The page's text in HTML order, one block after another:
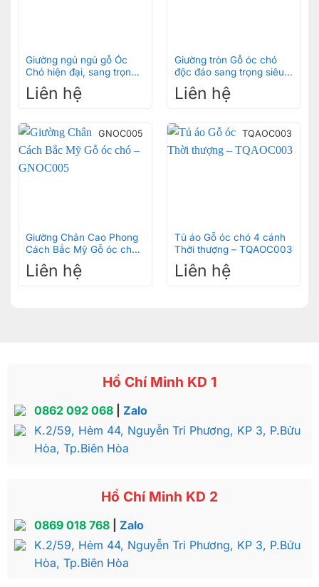
Giường ngủ ngủ gỗ Óc
Chó hiện đại, sang trọng –
GNOC007
Liên hệ
Giường tròn Gỗ óc chó
độc đáo sang trọng siêu
bền – GNOC008
Liên hệ
GNOC005
Giường Chân Cao Phong
Cách Bắc Mỹ Gỗ óc chó
– GNOC005
Liên hệ
TQAOC003
Tủ áo Gỗ óc chó 4 cánh
Thời thượng – TQAOC003
Liên hệ
Hồ Chí Minh KD 1
0862 092 068| Zalo
K.2/59, Hẻm 44, Nguyễn Tri Phương, KP 3, P.Bửu
Hòa, Tp.Biên Hòa
Hồ Chí Minh KD 2
0869 018 768| Zalo
K.2/59, Hẻm 44, Nguyễn Tri Phương, KP 3, P.Bửu
Hòa, Tp.Biên Hòa